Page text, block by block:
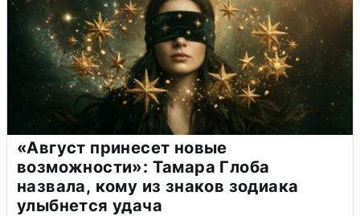
«Август принесет новые
возможности»: Тамара Глоба
назвала, кому из знаков зодиака
улыбнется удача